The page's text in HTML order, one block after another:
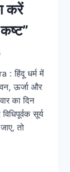
करें
हिंदू धर्म में
ऊर्जा और
का दिन
सूर्य
तो